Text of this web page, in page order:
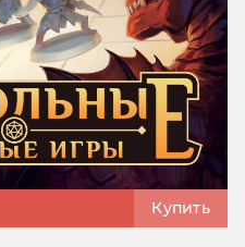
Купить